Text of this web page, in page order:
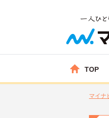
TOP
マイナ